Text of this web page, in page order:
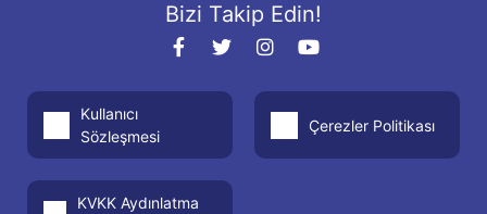
Bizi Takip Edin!
Kullanıcı
Sözleşmesi
Çerezler Politikası
KVKK Aydınlatma